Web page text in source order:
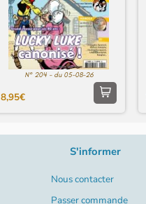
N° 204 - du 05-08-26
8,95€
S'informer
Nous contacter
Passer commande